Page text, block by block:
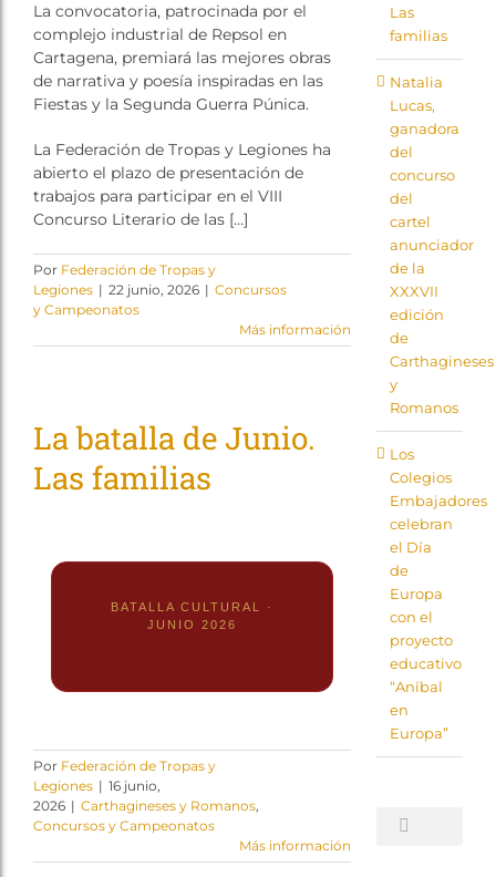
La convocatoria, patrocinada por el
complejo industrial de Repsol en
Cartagena, premiará las mejores obras
de narrativa y poesía inspiradas en las
Fiestas y la Segunda Guerra Púnica.
La Federación de Tropas y Legiones ha
abierto el plazo de presentación de
trabajos para participar en el VIII
Concurso Literario de las […]
Por Federación de Tropas y
Legiones | 22 junio, 2026 | Concursos
y Campeonatos
Más información
La batalla de Junio.
Las familias
BATALLA CULTURAL ·
JUNIO 2026
Por Federación de Tropas y
Legiones | 16 junio,
2026 | Carthagineses y Romanos,
Concursos y Campeonatos
Más información
Las
familias
Natalia
Lucas,
ganadora
del
concurso
del
cartel
anunciador
de la
XXXVII
edición
de
Carthagineses
y
Romanos
Los
Colegios
Embajadores
celebran
el Día
de
Europa
con el
proyecto
educativo
“Aníbal
en
Europa”
Buscar: